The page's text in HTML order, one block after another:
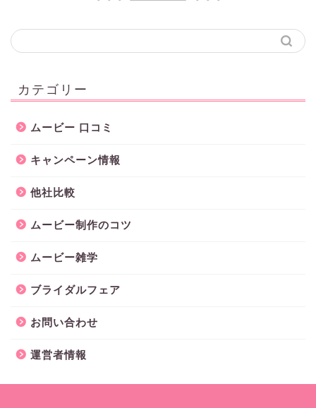
カテゴリー
ムービー 口コミ
キャンペーン情報
他社比較
ムービー制作のコツ
ムービー雑学
ブライダルフェア
お問い合わせ
運営者情報